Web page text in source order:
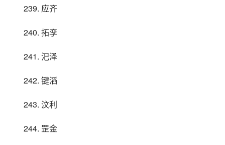
239. 应齐
240. 拓孪
241. 汜泽
242. 键滔
243. 汶利
244. 罡金